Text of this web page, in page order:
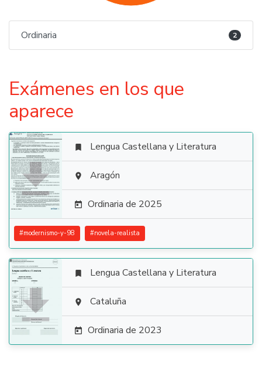
Ordinaria 2
Exámenes en los que
aparece

 Lengua Castellana y Literatura
 Aragón
 Ordinaria de 2025
#modernismo-y-98 #novela-realista

 Lengua Castellana y Literatura
 Cataluña
 Ordinaria de 2023